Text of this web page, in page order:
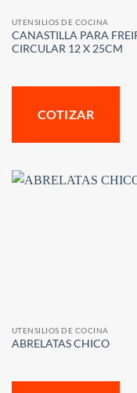
UTENSILIOS DE COCINA
CANASTILLA PARA
CIRCULAR 12 X 25CM
COTIZAR
UTENSILIOS DE COCINA
ABRELATAS CHICO